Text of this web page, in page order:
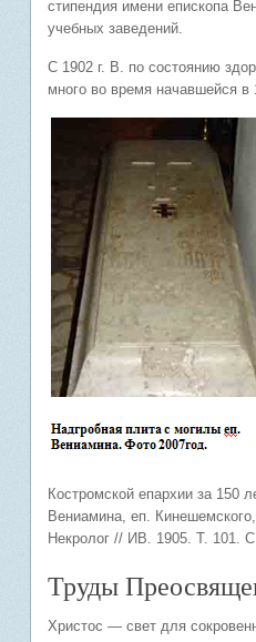
стипендия имени епископа
учебных заведений.
С 1902 г. В. по состоянию
много во время начавшейся в
Костромской епархии за 150
Вениамина, еп.
Некролог // ИВ. 1905. Т. 101.
Труды
Христос — свет для